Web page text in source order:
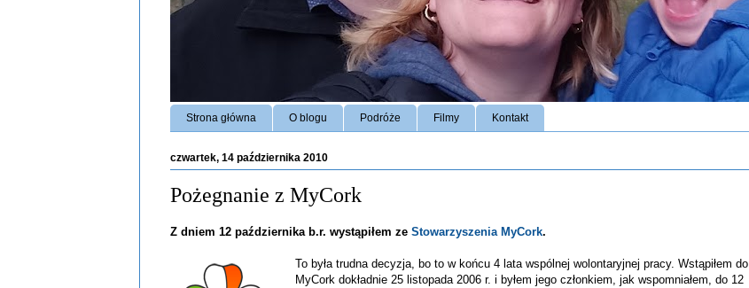
Strona główna O blogu Podróże Filmy Kontakt
czwartek, 14 października 2010
Pożegnanie z MyCork
Z dniem 12 października b.r. wystąpiłem ze Stowarzyszenia MyCork.
To była trudna decyzja, bo to w końcu 4 lata wspólnej wolontaryjnej pracy. Wstąpiłem do
MyCork dokładnie 25 listopada 2006 r. i byłem jego członkiem, jak wspomniałem, do 12